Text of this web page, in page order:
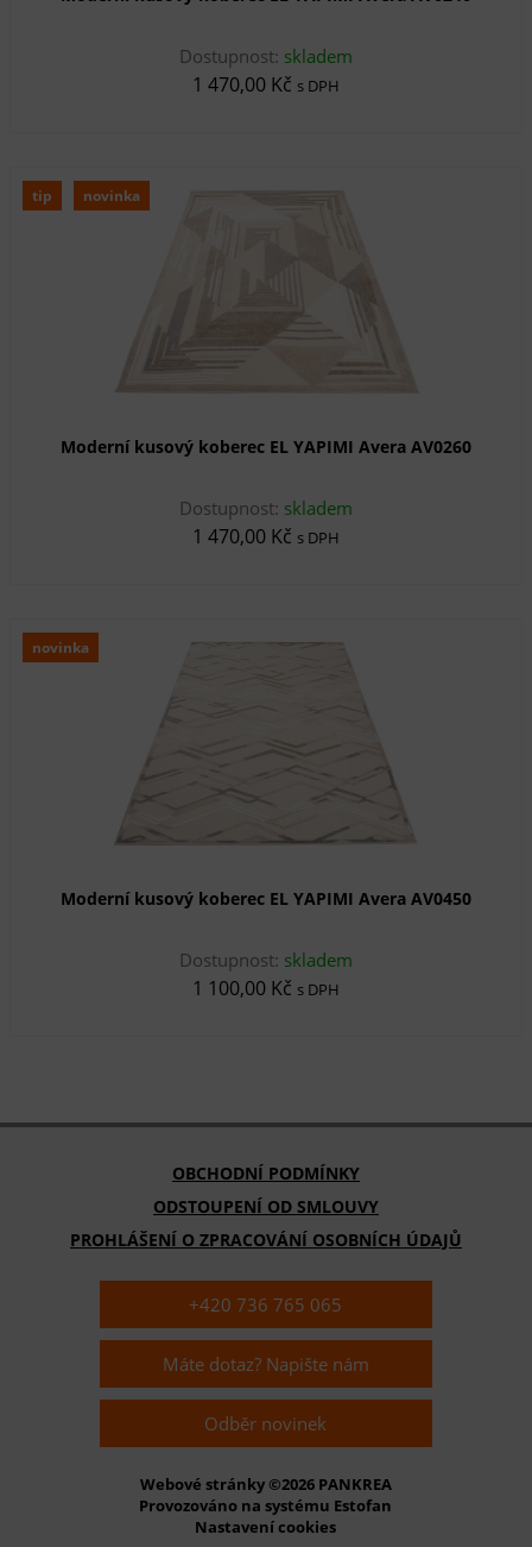
Dostupnost: skladem
1 470,00 Kč s DPH
tip novinka
Moderní kusový koberec EL YAPIMI Avera AV0260
Dostupnost: skladem
1 470,00 Kč s DPH
novinka
Moderní kusový koberec EL YAPIMI Avera AV0450
Dostupnost: skladem
1 100,00 Kč s DPH
OBCHODNÍ PODMÍNKY
ODSTOUPENÍ OD SMLOUVY
PROHLÁŠENÍ O ZPRACOVÁNÍ OSOBNÍCH ÚDAJŮ
+420 736 765 065
Máte dotaz? Napište nám
Odběr novinek
Webové stránky ©2026 PANKREA
Provozováno na systému Estofan
Nastavení cookies